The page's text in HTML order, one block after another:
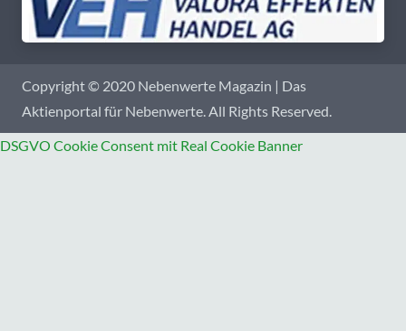
Copyright © 2020 Nebenwerte Magazin | Das
Aktienportal für Nebenwerte. All Rights Reserved.
DSGVO Cookie Consent mit Real Cookie Banner